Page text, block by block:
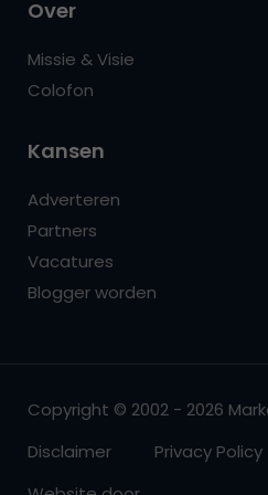
Over
Missie & Visie
Colofon
Kansen
Adverteren
Partners
Vacatures
Blogger worden
Copyright © 2002 - 2026
Disclaimer
Privacy Policy